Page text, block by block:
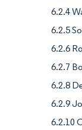
6.2.4
6.2.5
6.2.6
6.2.7
6.2.8
6.2.9
6.2.10